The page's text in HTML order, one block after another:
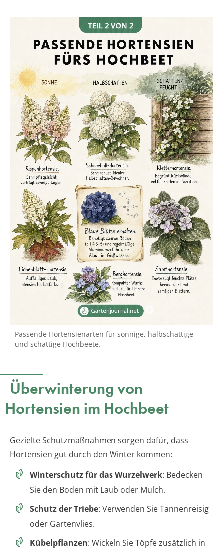
Passende Hortensienarten für sonnige, halbschattige
und schattige Hochbeete.
Überwinterung von
Hortensien im Hochbeet
Gezielte Schutzmaßnahmen sorgen dafür, dass
Hortensien gut durch den Winter kommen:
Winterschutz für das Wurzelwerk: Bedecken
Sie den Boden mit Laub oder Mulch.
Schutz der Triebe: Verwenden Sie Tannenreisig
oder Gartenvlies.
Kübelpflanzen: Wickeln Sie Töpfe zusätzlich in